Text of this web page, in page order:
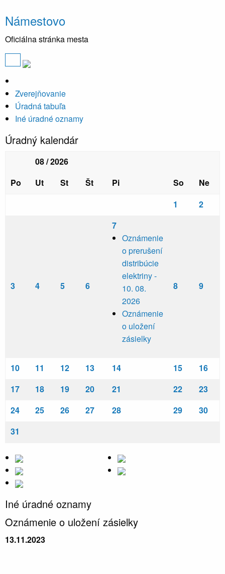
Námestovo
Oficiálna stránka mesta
Zverejňovanie
Úradná tabuľa
Iné úradné oznamy
Úradný kalendár
08 / 2026
Po
Ut St Št Pi So
Ne
1
2
3 4 5 6
7
Oznámenie
o prerušení
distribúcie
elektriny -
10. 08.
2026
Oznámenie
o uložení
zásielky
8 9
10 11 12 13 14 15
16
17
18 19 20 21 22
23
24
25 26 27 28 29
30
31
Iné úradné oznamy
Oznámenie o uložení zásielky
13.11.2023